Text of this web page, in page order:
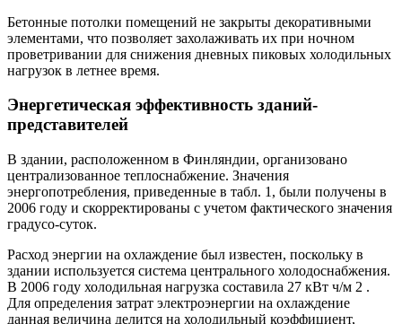
Бетонные потолки помещений не закрыты декоративными
элементами, что позволяет захолаживать их при ночном
проветривании для снижения дневных пиковых холодильных
нагрузок в летнее время.
Энергетическая эффективность зданий-
представителей
В здании, расположенном в Финляндии, организовано
централизованное теплоснабжение. Значения
энергопотребления, приведенные в табл. 1, были получены в
2006 году и скорректированы с учетом фактического значения
градусо-суток.
Расход энергии на охлаждение был известен, поскольку в
здании используется система центрального холодоснабжения.
В 2006 году холодильная нагрузка составила 27 кВт ч/м 2 .
Для определения затрат электроэнергии на охлаждение
данная величина делится на холодильный коэффициент,